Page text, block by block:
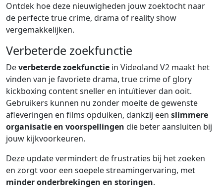
Ontdek hoe deze nieuwigheden jouw zoektocht naar
de perfecte true crime, drama of reality show
vergemakkelijken.
Verbeterde zoekfunctie
Deverbeterde zoekfunctie in Videoland V2 maakt het
vinden van je favoriete drama, true crime of glory
kickboxing content sneller en intuïtiever dan ooit.
Gebruikers kunnen nu zonder moeite de gewenste
afleveringen en films opduiken, dankzij een slimmere
organisatie en voorspellingen die beter aansluiten bij
jouw kijkvoorkeuren.
Deze update vermindert de frustraties bij het zoeken
en zorgt voor een soepele streamingervaring, met
minder onderbrekingen en storingen.